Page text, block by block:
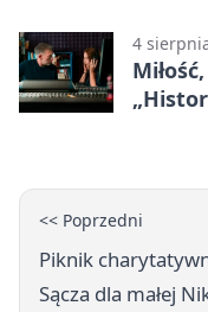
4
<< Poprzedni
Piknik
Sącza dla małej